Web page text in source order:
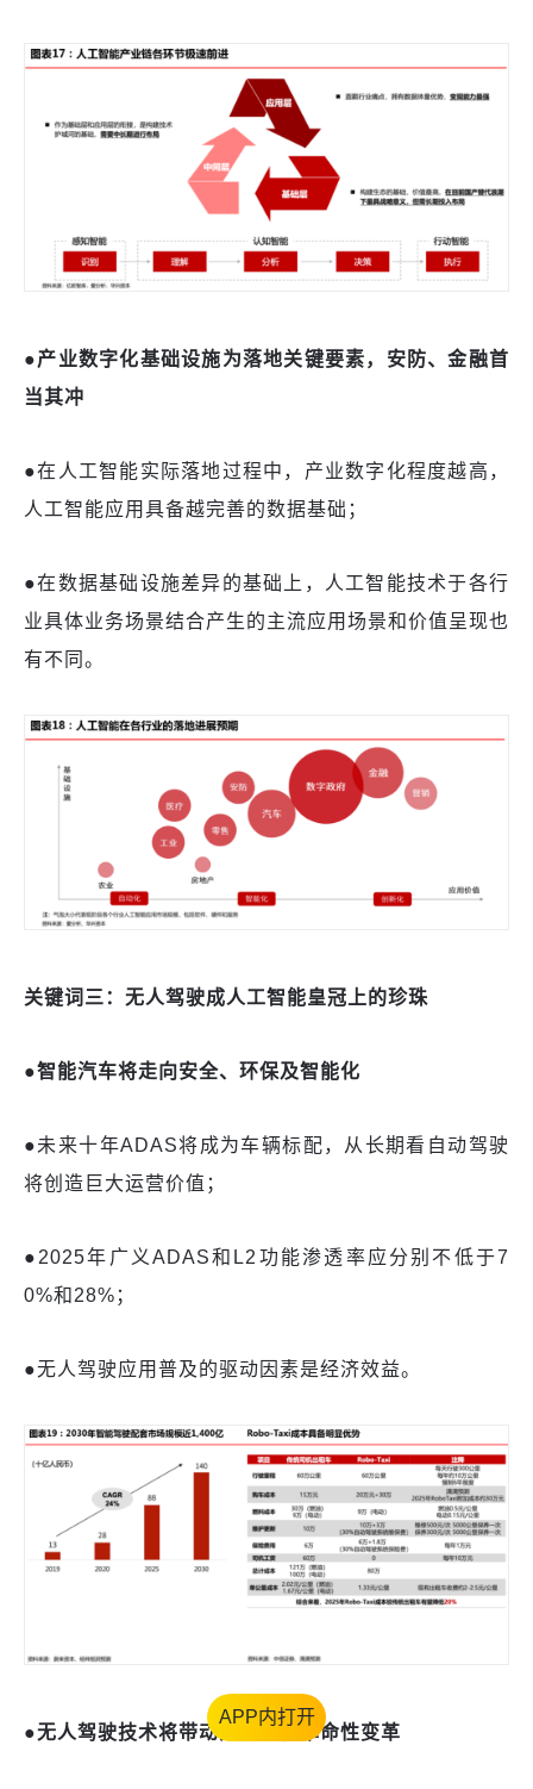
●产业数字化基础设施为落地关键要素，安防、金融首
当其冲
●在人工智能实际落地过程中，产业数字化程度越高，
人工智能应用具备越完善的数据基础；
●在数据基础设施差异的基础上，人工智能技术于各行
业具体业务场景结合产生的主流应用场景和价值呈现也
有不同。
关键词三： 无人驾驶成人工智能皇冠上的珍珠
●智能汽车将走向安全、环保及智能化
●未来十年ADAS将成为车辆标配，从长期看自动驾驶
将创造巨大运营价值；
● 2025年广义ADAS和L2功能渗透率应分别不低于7
0%和28%；
●无人驾驶应用普及的驱动因素是经济效益。
●无人驾驶技术将带动共享出行革命性变革
APP内打开